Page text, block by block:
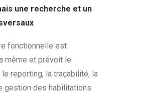
une recherche et un
fonctionnelle est
même et prévoit le
reporting, la traçabilité, la
gestion des habilitations